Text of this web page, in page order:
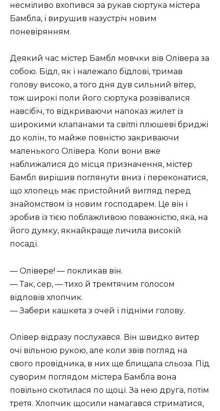
несміливо вхопився за рукав сюртука містера
Бамбла, і вирушив назустріч новим
поневірянням.
Деякий час містер Бамбл мовчки вів Олівера за
собою. Бідл, як і належало бідлові, тримав
голову високо, а того дня дув сильний вітер,
тож широкі поли його сюртука розвівалися
навсібіч, то відкриваючи напоказ жилет із
широкими клапанами та світлі плюшеві бриджі
до колін, то майже повністю закриваючи
маленького Олівера. Коли вони вже
наближалися до місця призначення, містер
Бамбл вирішив поглянути вниз і переконатися,
що хлопець має пристойний вигляд перед
знайомством із новим господарем. Це він і
зробив із тією поблажливою поважністю, яка, на
його думку, якнайкраще личила високій
посаді.
— Олівере! — покликав він.
— Так, сер, — тихо й тремтячим голосом
відповів хлопчик.
— Забери кашкета з очей і підніми голову.
Олівер відразу послухався. Він швидко витер
очі вільною рукою, але коли звів погляд на
свого провідника, в них ще блищала сльоза. Під
суворим поглядом містера Бамбла вона
повільно скотилася по щоці. За нею друга, потім
третя. Хлопчик щосили намагався стриматися,